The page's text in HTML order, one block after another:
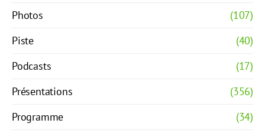
Photos
(107)
Piste
(40)
Podcasts
(17)
Présentations
(356)
Programme
(34)